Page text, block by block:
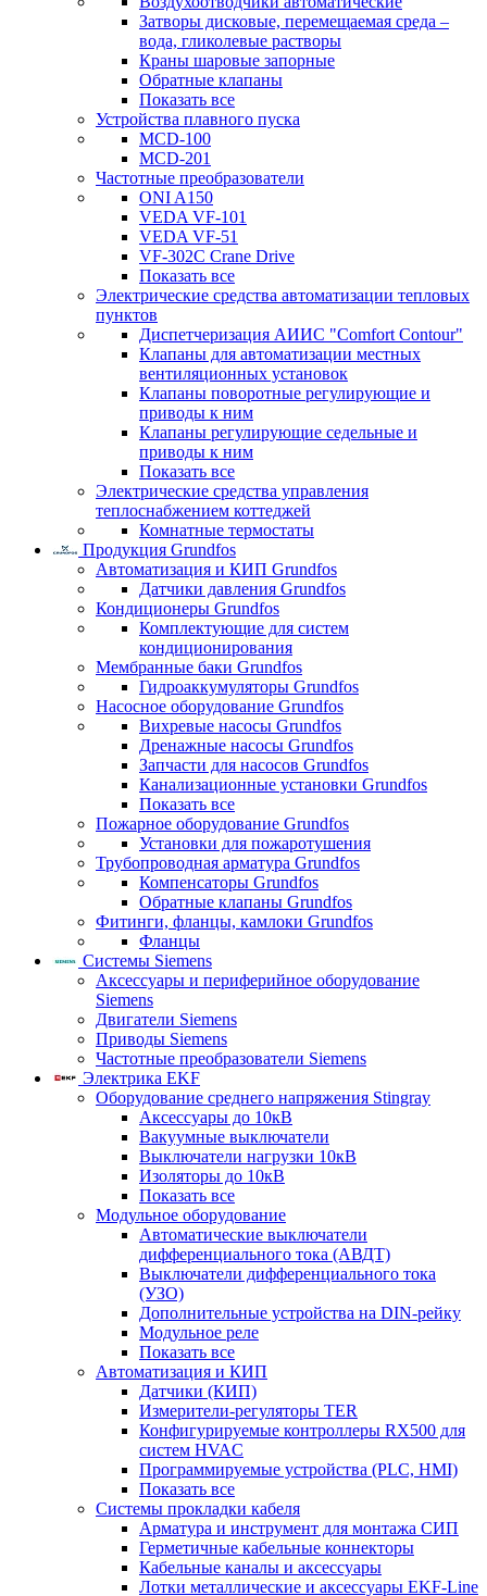
Затворы дисковые, перемещаемая среда –
вода, гликолевые растворы
Краны шаровые запорные
Обратные клапаны
Показать все
Устройства плавного пуска
MCD-100
MCD-201
Частотные преобразователи
ONI A150
VEDA VF-101
VEDA VF-51
VF-302C Crane Drive
Показать все
Электрические средства автоматизации тепловых
пунктов
Диспетчеризация АИИС "Comfort Contour"
Клапаны для автоматизации местных
вентиляционных установок
Клапаны поворотные регулирующие и
приводы к ним
Клапаны регулирующие седельные и
приводы к ним
Показать все
Электрические средства управления
теплоснабжением коттеджей
Комнатные термостаты
Продукция Grundfos
Автоматизация и КИП Grundfos
Датчики давления Grundfos
Кондиционеры Grundfos
Комплектующие для систем
кондиционирования
Мембранные баки Grundfos
Гидроаккумуляторы Grundfos
Насосное оборудование Grundfos
Вихревые насосы Grundfos
Дренажные насосы Grundfos
Запчасти для насосов Grundfos
Канализационные установки Grundfos
Показать все
Пожарное оборудование Grundfos
Установки для пожаротушения
Трубопроводная арматура Grundfos
Компенсаторы Grundfos
Обратные клапаны Grundfos
Фитинги, фланцы, камлоки Grundfos
Фланцы
Системы Siemens
Аксессуары и периферийное оборудование
Siemens
Двигатели Siemens
Приводы Siemens
Частотные преобразователи Siemens
Электрика EKF
Оборудование среднего напряжения Stingray
Аксессуары до 10кВ
Вакуумные выключатели
Выключатели нагрузки 10кВ
Изоляторы до 10кВ
Показать все
Модульное оборудование
Автоматические выключатели
дифференциального тока (АВДТ)
Выключатели дифференциального тока
(УЗО)
Дополнительные устройства на DIN-рейку
Модульное реле
Показать все
Автоматизация и КИП
Датчики (КИП)
Измерители-регуляторы TER
Конфигурируемые контроллеры RX500 для
систем HVAC
Программируемые устройства (PLC, HMI)
Показать все
Системы прокладки кабеля
Арматура и инструмент для монтажа СИП
Герметичные кабельные коннекторы
Кабельные каналы и аксессуары
Лотки металлические и аксессуары EKF-Line